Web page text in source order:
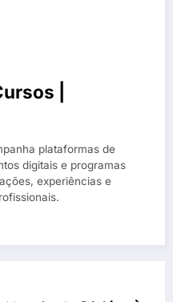
|
plataformas de
digitais e programas
experiências e